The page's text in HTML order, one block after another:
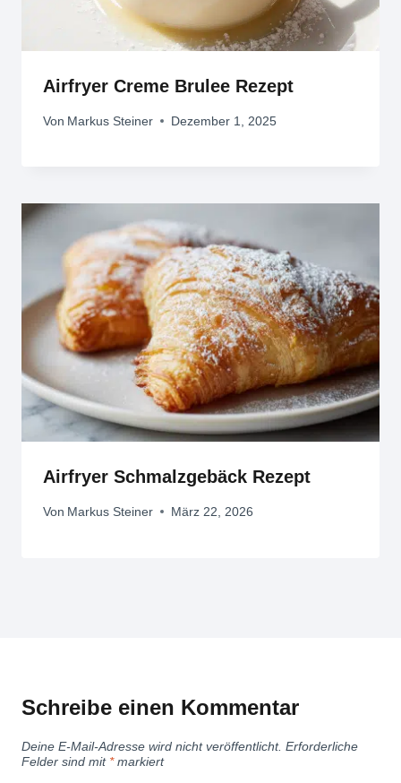
Airfryer Creme Brulee Rezept
Von Markus Steiner Dezember 1, 2025
Airfryer Schmalzgebäck Rezept
Von Markus Steiner März 22, 2026
Schreibe einen Kommentar
Deine E-Mail-Adresse wird nicht veröffentlicht. Erforderliche
Felder sind mit *markiert